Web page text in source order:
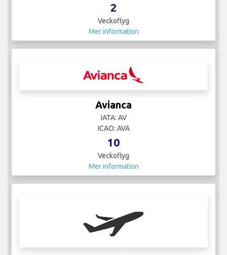
2
Veckoflyg
Mer information
Avianca
IATA: AV
ICAO: AVA
10
Veckoflyg
Mer information